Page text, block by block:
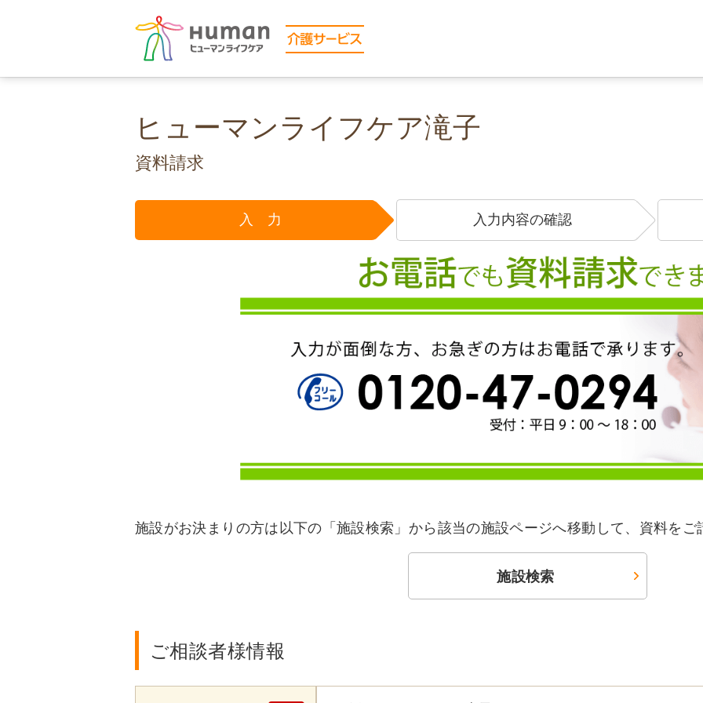
ヒューマンライフケア滝子
資料請求
入 力 入力内容の確認
施設がお決まりの方は以下の「施設検索」から該当の施設ページへ移動して、資料をご
施設検索
ご相談者様情報